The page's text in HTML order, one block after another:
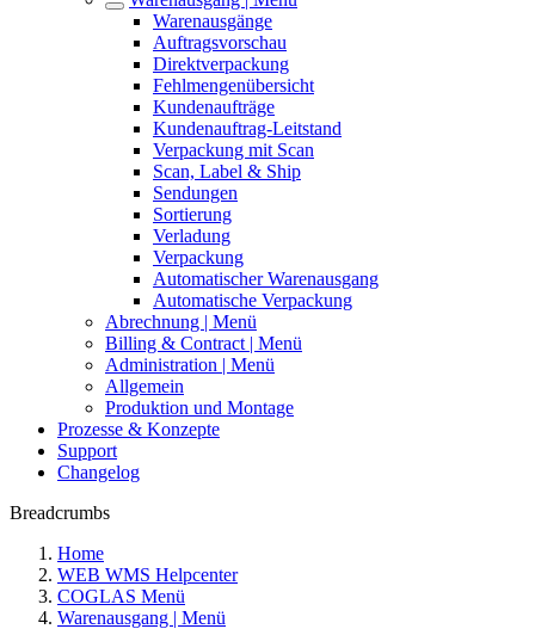
Warenausgänge
Auftragsvorschau
Direktverpackung
Fehlmengenübersicht
Kundenaufträge
Kundenauftrag-Leitstand
Verpackung mit Scan
Scan, Label & Ship
Sendungen
Sortierung
Verladung
Verpackung
Automatischer Warenausgang
Automatische Verpackung
Abrechnung | Menü
Billing & Contract | Menü
Administration | Menü
Allgemein
Produktion und Montage
Prozesse & Konzepte
Support
Changelog
Breadcrumbs
Home
WEB WMS Helpcenter
COGLAS Menü
Warenausgang | Menü